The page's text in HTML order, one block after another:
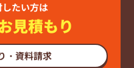
したい方は
見積もり
・資料請求